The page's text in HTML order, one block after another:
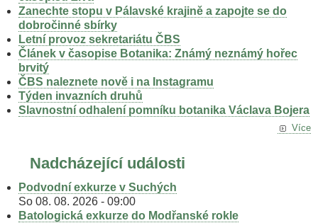
Zanechte stopu v Pálavské krajině a zapojte se do
dobročinné sbírky
Letní provoz sekretariátu ČBS
Článek v časopise Botanika: Známý neznámý hořec
brvitý
ČBS naleznete nově i na Instagramu
Týden invazních druhů
Slavnostní odhalení pomníku botanika Václava Bojera
Více
Nadcházející události
Podvodní exkurze v Suchých
So 08. 08. 2026 - 09:00
Batologická exkurze do Modřanské rokle